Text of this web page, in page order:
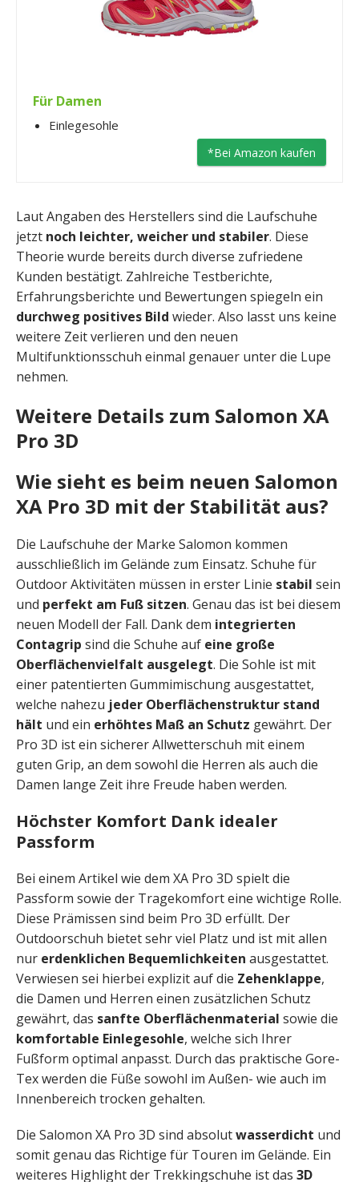
Für Damen
Einlegesohle
*Bei Amazon kaufen
Laut Angaben des Herstellers sind die Laufschuhe
jetzt noch leichter, weicher und stabiler. Diese
Theorie wurde bereits durch diverse zufriedene
Kunden bestätigt. Zahlreiche Testberichte,
Erfahrungsberichte und Bewertungen spiegeln ein
durchweg positives Bild wieder. Also lasst uns keine
weitere Zeit verlieren und den neuen
Multifunktionsschuh einmal genauer unter die Lupe
nehmen.
Weitere Details zum Salomon XA
Pro 3D
Wie sieht es beim neuen Salomon
XA Pro 3D mit der Stabilität aus?
Die Laufschuhe der Marke Salomon kommen
ausschließlich im Gelände zum Einsatz. Schuhe für
Outdoor Aktivitäten müssen in erster Linie stabil sein
und perfekt am Fuß sitzen. Genau das ist bei diesem
neuen Modell der Fall. Dank dem integrierten
Contagrip sind die Schuhe auf eine große
Oberflächenvielfalt ausgelegt. Die Sohle ist mit
einer patentierten Gummimischung ausgestattet,
welche nahezu jeder Oberflächenstruktur stand
hält und ein erhöhtes Maß an Schutz gewährt. Der
Pro 3D ist ein sicherer Allwetterschuh mit einem
guten Grip, an dem sowohl die Herren als auch die
Damen lange Zeit ihre Freude haben werden.
Höchster Komfort Dank idealer
Passform
Bei einem Artikel wie dem XA Pro 3D spielt die
Passform sowie der Tragekomfort eine wichtige Rolle.
Diese Prämissen sind beim Pro 3D erfüllt. Der
Outdoorschuh bietet sehr viel Platz und ist mit allen
nur erdenklichen Bequemlichkeiten ausgestattet.
Verwiesen sei hierbei explizit auf die Zehenklappe,
die Damen und Herren einen zusätzlichen Schutz
gewährt, das sanfte Oberflächenmaterial sowie die
komfortable Einlegesohle, welche sich Ihrer
Fußform optimal anpasst. Durch das praktische Gore-
Tex werden die Füße sowohl im Außen- wie auch im
Innenbereich trocken gehalten.
Die Salomon XA Pro 3D sind absolutwasserdicht und
somit genau das Richtige für Touren im Gelände. Ein
weiteres Highlight der Trekkingschuhe ist das 3D